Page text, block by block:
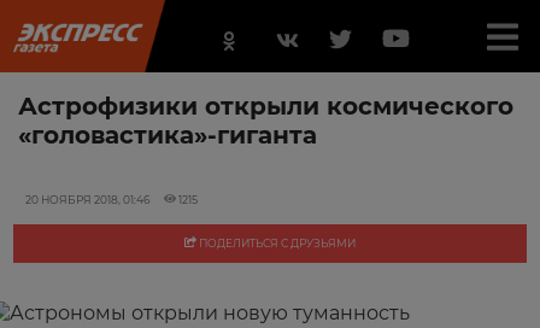
Астрофизики открыли космического
«головастика»-гиганта
20 НОЯБРЯ 2018, 01:46 1215
ПОДЕЛИТЬСЯ С ДРУЗЬЯМИ